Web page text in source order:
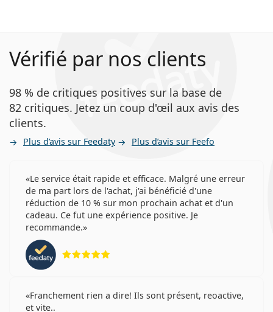
Vérifié par nos clients
98 % de critiques positives sur la base de
82 critiques. Jetez un coup d'œil aux avis des
clients.
Plus d’avis sur Feedaty Plus d’avis sur Feefo
Le service était rapide et efficace. Malgré une erreur
de ma part lors de l'achat, j'ai bénéficié d'une
réduction de 10 % sur mon prochain achat et d'un
cadeau. Ce fut une expérience positive. Je
recommande.
Franchement rien a dire! Ils sont présent, reoactive,
et vite..